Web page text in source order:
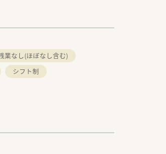
業なし(ほぼなし含む)
シフト制